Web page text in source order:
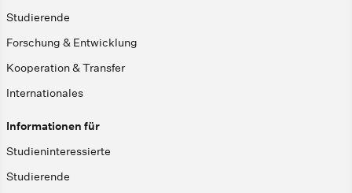
Studierende
Forschung & Entwicklung
Kooperation & Transfer
Internationales
Informationen für
Studieninteressierte
Studierende